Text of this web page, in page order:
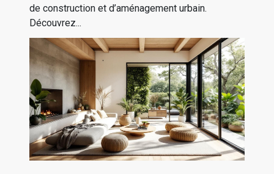
de construction et d’aménagement urbain.
Découvrez...